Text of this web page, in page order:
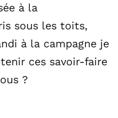
à la
sous les toits,
à la campagne je
ces savoir-faire
?